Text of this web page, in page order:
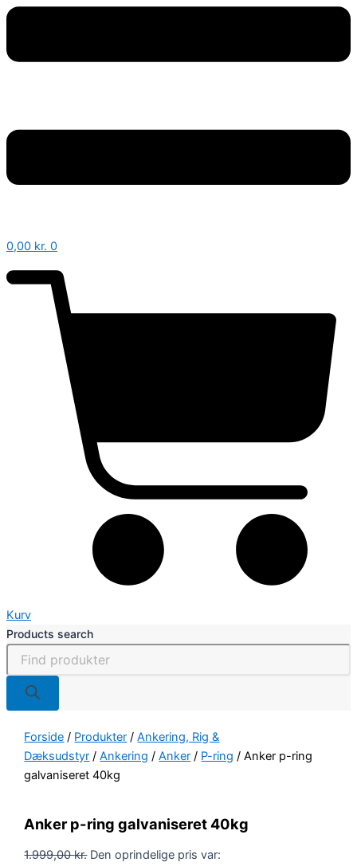
0,00 kr. 0
Kurv
Products search
Forside / Produkter /Ankering, Rig &
Dæksudstyr /Ankering /Anker / P-ring / Anker p-ring
galvaniseret 40kg
Anker p-ring galvaniseret 40kg
1.999,00kr. Den oprindelige pris var: